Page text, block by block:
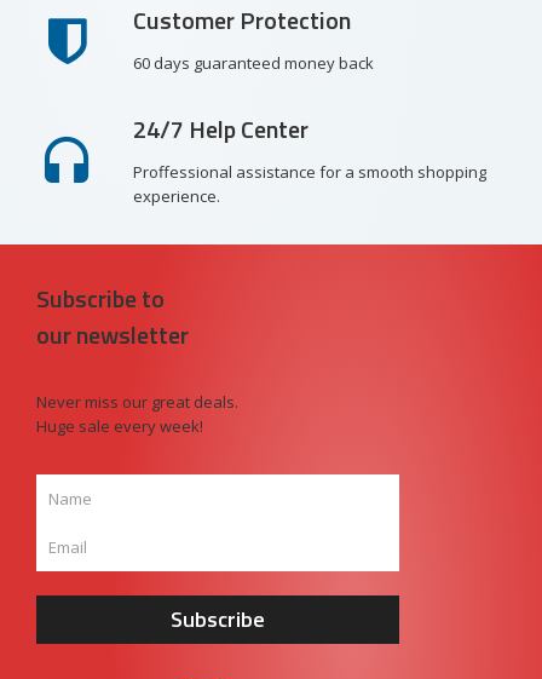
Customer Protection
60 days guaranteed money back
24/7 Help Center
Proffessional assistance for a smooth shopping
experience.
Subscribe to
our newsletter
Never miss our great deals.
Huge sale every week!
Subscribe